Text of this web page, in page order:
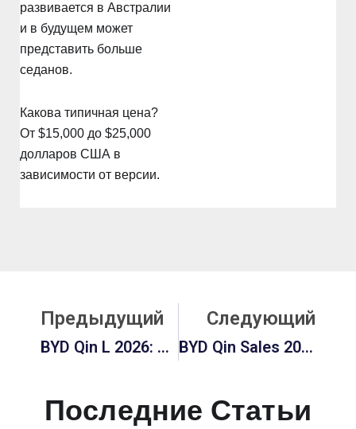
развивается в Австралии
и в будущем может
представить больше
седанов.
Какова типичная цена?
От $15,000 до $25,000
долларов США в
зависимости от версии.
Предыдущий
BYD Qin L 2026: Цена, Гибрид DM-I И Сравнение Qin L С Qin Plus
Следующий
BYD Qin Sales 2023 Units: Полная Разбивка, Наличие В США И Анализ Цен
Последние Статьи